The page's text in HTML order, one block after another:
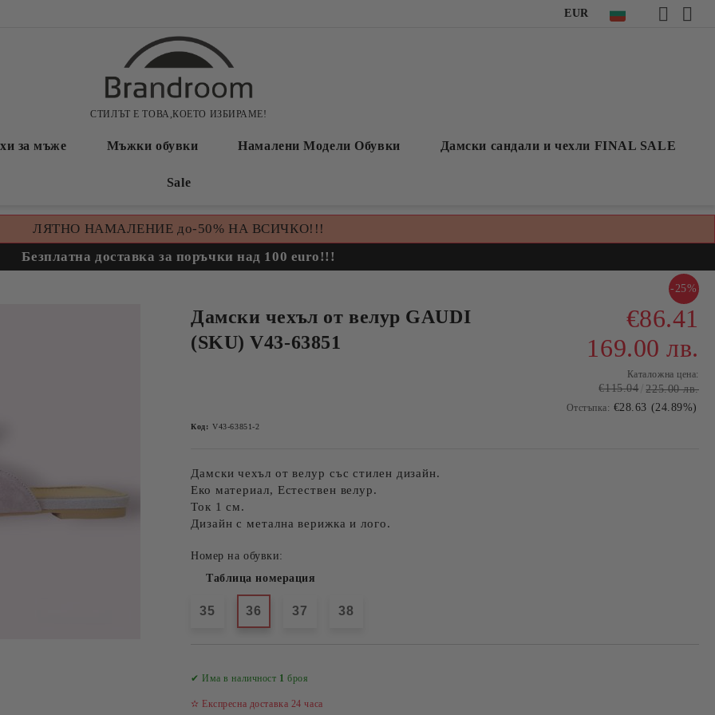
EUR
СТИЛЪТ Е ТОВА,КОЕТО ИЗБИРАМЕ!
за мъже Мъжки обувки Намалени Модели Обувки Дамски сандали и чехли FINAL SALE
Sale
ЛЯТНО НАМАЛЕНИЕ до-50% НА ВСИЧКО!!!
Безплатна доставка за поръчки над 100 euro!!!
Дамски чехъл от велур GAUDI
(SKU) V43-63851
-25%
€86.41
169.00 лв.
Каталожна цена:
€115.04 225.00 лв.
Отстъпка: €28.63 (24.89%)
Код: V43-63851-2
Дамски чехъл от велур със стилен дизайн.
Еко материал, Естествен велур.
Ток 1 см.
Дизайн с метална верижка и лого.
Номер на обувки:
Таблица номерация
35 36 37 38
✔ Има в наличност 1 броя
✫ Експресна доставка 24 часа